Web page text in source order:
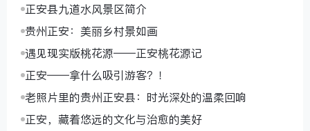
正安县九道水风景区简介
贵州正安：美丽乡村景如画
遇见现实版桃花源——正安桃花源记
正安——拿什么吸引游客？！
老照片里的贵州正安县：时光深处的温柔回响
正安，藏着悠远的文化与治愈的美好